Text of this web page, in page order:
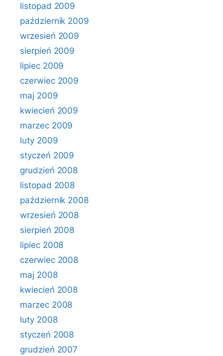
listopad 2009
październik 2009
wrzesień 2009
sierpień 2009
lipiec 2009
czerwiec 2009
maj 2009
kwiecień 2009
marzec 2009
luty 2009
styczeń 2009
grudzień 2008
listopad 2008
październik 2008
wrzesień 2008
sierpień 2008
lipiec 2008
czerwiec 2008
maj 2008
kwiecień 2008
marzec 2008
luty 2008
styczeń 2008
grudzień 2007